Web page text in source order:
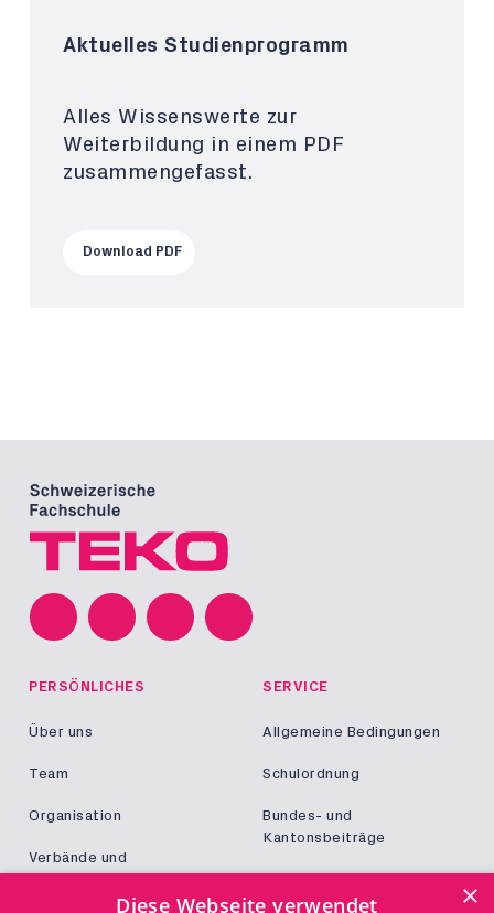
Aktuelles Studienprogramm
Alles Wissenswerte zur
Weiterbildung in einem PDF
zusammengefasst.
Download PDF
PERSÖNLICHES
Über uns
Team
Organisation
Verbände und
SERVICE
Allgemeine Bedingungen
Schulordnung
Bundes- und
Kantonsbeiträge
×
Diese Webseite verwendet